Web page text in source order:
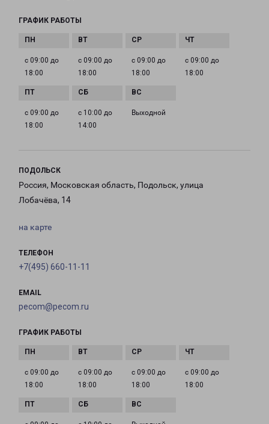
ГРАФИК РАБОТЫ
с 09:00 до
18:00
с 09:00 до
18:00
с 09:00 до
18:00
с 09:00 до
18:00
с 09:00 до
18:00
с 10:00 до
14:00
Выходной
ПОДОЛЬСК
Россия, Московская область, Подольск, улица
Лобачёва, 14
на карте
ТЕЛЕФОН
+7(495) 660-11-11
EMAIL
pecom@pecom.ru
ГРАФИК РАБОТЫ
с 09:00 до
18:00
с 09:00 до
18:00
с 09:00 до
18:00
с 09:00 до
18:00